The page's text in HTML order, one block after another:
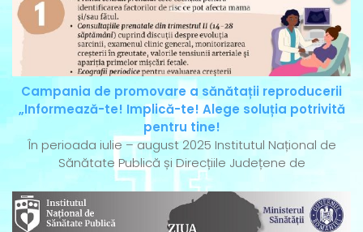
Campania de promovare a sănătații reproducerii
„Informează-te! Implică-te! Alege soluția potrivită
pentru tine!
În perioada iulie – august 2025 Institutul Național de
Sănătate Publică și Direcțiile Județene de